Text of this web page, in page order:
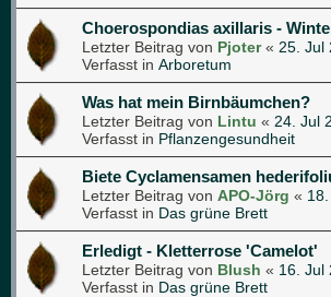
Choerospondias axillaris -
Letzter Beitrag von Pjoter« 25. Jul
Verfasst in Arboretum
Was hat mein Birnbäumchen?
Letzter Beitrag von Lintu « 24. Jul
Verfasst in Pflanzengesundheit
Biete Cyclamensamen
Letzter Beitrag von APO-Jörg «
Verfasst in Das grüne Brett
Erledigt - Kletterrose 'Camelot'
Letzter Beitrag von Blush « 16. Jul
Verfasst in Das grüne Brett